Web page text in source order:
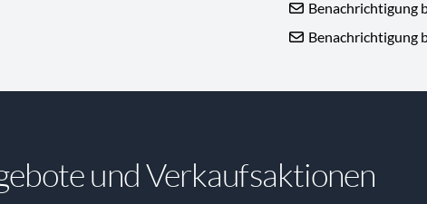
Benachrichtigung
Benachrichtigung
und Verkaufsaktionen